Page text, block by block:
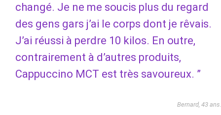
changé. Je ne me soucis plus du regard
des gens gars j’ai le corps dont je rêvais.
J’ai réussi à perdre 10 kilos. En outre,
contrairement à d’autres produits,
Cappuccino MCT est très savoureux. ”
Bernard, 43 ans.